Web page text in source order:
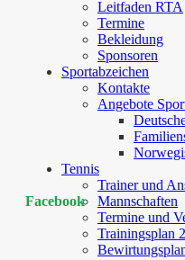
Leitfaden RTA
Termine
Bekleidung
Sponsoren
Sportabzeichen
Kontakte
Angebote
Tennis
Trainer und
Mannschaften
Termine und
Trainingsplan
Facebook